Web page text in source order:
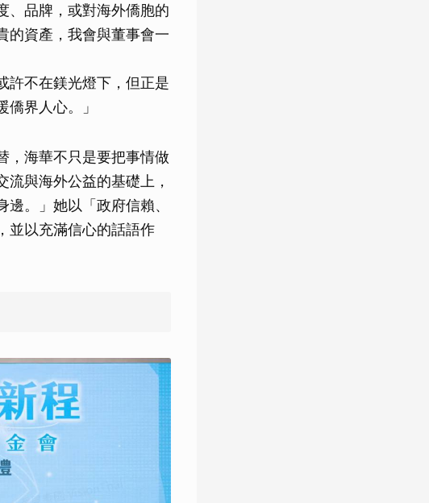
、品牌，或對海外僑胞的
的資產，我會與董事會一
許不在鎂光燈下，但正是
界人心。」
，海華不只是要把事情做
與海外公益的基礎上，
。」她以「政府信賴、
並以充滿信心的話語作